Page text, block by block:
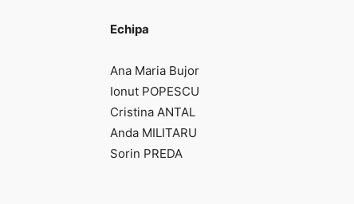
Echipa
Ana Maria Bujor
Ionut POPESCU
Cristina ANTAL
Anda MILITARU
Sorin PREDA